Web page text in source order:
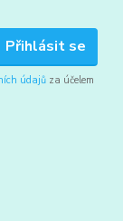
Přihlásit se
údajů za účelem